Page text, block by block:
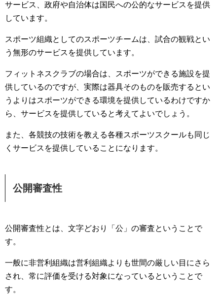
サービス、政府や自治体は国民への公的なサービスを提供
しています。
スポーツ組織としてのスポーツチームは、試合の観戦とい
う無形のサービスを提供しています。
フィットネスクラブの場合は、スポーツができる施設を提
供しているのですが、実際は器具そのものを販売するとい
うよりはスポーツができる環境を提供しているわけですか
ら、サービスを提供していると考えてよいでしょう。
また、各競技の技術を教える各種スポーツスクールも同じ
くサービスを提供していることになります。
公開審査性
公開審査性とは、文字どおり「公」の審査ということで
す。
一般に非営利組織は営利組織よりも世間の厳しい目にさら
され、常に評価を受ける対象になっているということで
す。